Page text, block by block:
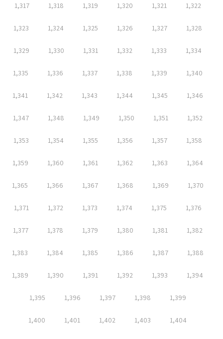
1,317 1,318 1,319 1,320 1,321 1,322
1,323 1,324 1,325 1,326 1,327 1,328
1,329 1,330 1,331 1,332 1,333 1,334
1,335 1,336 1,337 1,338 1,339 1,340
1,341 1,342 1,343 1,344 1,345 1,346
1,347 1,348 1,349 1,350 1,351 1,352
1,353 1,354 1,355 1,356 1,357 1,358
1,359 1,360 1,361 1,362 1,363 1,364
1,365 1,366 1,367 1,368 1,369 1,370
1,371 1,372 1,373 1,374 1,375 1,376
1,377 1,378 1,379 1,380 1,381 1,382
1,383 1,384 1,385 1,386 1,387 1,388
1,389 1,390 1,391 1,392 1,393 1,394
1,395 1,396 1,397 1,398 1,399
1,400 1,401 1,402 1,403 1,404